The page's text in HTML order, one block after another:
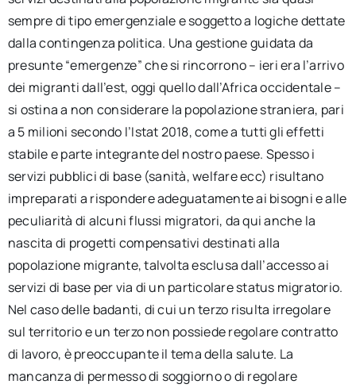
sempre di tipo emergenziale e soggetto a logiche dettate
dalla contingenza politica. Una gestione guidata da
presunte “emergenze” che si rincorrono – ieri era l’arrivo
dei migranti dall’est, oggi quello dall’Africa occidentale –
si ostina a non considerare la popolazione straniera, pari
a 5 milioni secondo l’Istat 2018, come a tutti gli effetti
stabile e parte integrante del nostro paese. Spesso i
servizi pubblici di base (sanità, welfare ecc) risultano
impreparati a rispondere adeguatamente ai bisogni e alle
peculiarità di alcuni flussi migratori, da qui anche la
nascita di progetti compensativi destinati alla
popolazione migrante, talvolta esclusa dall’accesso ai
servizi di base per via di un particolare status migratorio.
Nel caso delle badanti, di cui un terzo risulta irregolare
sul territorio e un terzo non possiede regolare contratto
di lavoro, è preoccupante il tema della salute. La
mancanza di permesso di soggiorno o di regolare